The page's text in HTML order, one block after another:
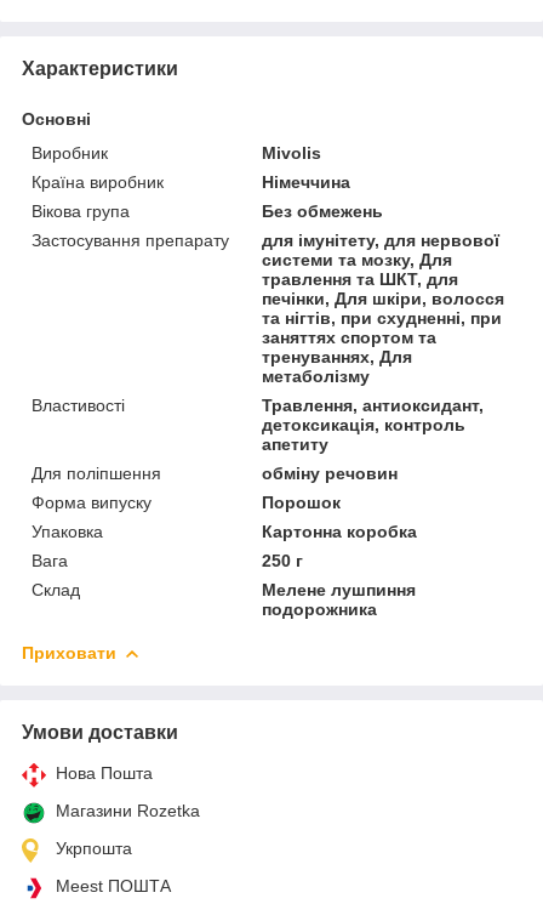
Характеристики
Основні
Виробник
Mivolis
Країна виробник
Німеччина
Вікова група
Без обмежень
Застосування препарату
для імунітету, для нервової
системи та мозку, Для
травлення та ШКТ, для
печінки, Для шкіри, волосся
та нігтів, при схудненні, при
заняттях спортом та
тренуваннях, Для
метаболізму
Властивості
Травлення, антиоксидант,
детоксикація, контроль
апетиту
Для поліпшення
обміну речовин
Форма випуску
Порошок
Упаковка
Картонна коробка
Вага
250 г
Склад
Мелене лушпиння
подорожника
Приховати
Умови доставки
Нова Пошта
Магазини Rozetka
Укрпошта
Meest ПОШТА